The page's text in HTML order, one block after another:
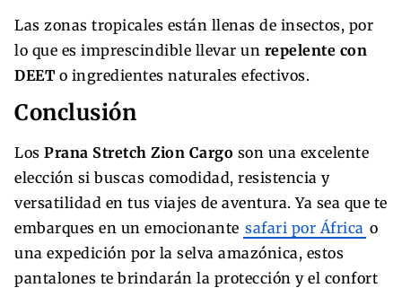
Las zonas tropicales están llenas de insectos, por
lo que es imprescindible llevar un repelente con
DEET o ingredientes naturales efectivos.
Conclusión
Los Prana Stretch Zion Cargo son una excelente
elección si buscas comodidad, resistencia y
versatilidad en tus viajes de aventura. Ya sea que te
embarques en un emocionante safari por África o
una expedición por la selva amazónica, estos
pantalones te brindarán la protección y el confort